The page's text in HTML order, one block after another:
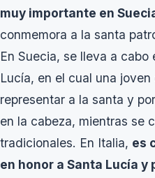
muy importante en
conmemora a la santa
En Suecia, se lleva a cabo
Lucía, en el cual una
representar a la santa y
en la cabeza, mientras se
tradicionales. En Italia, es
en honor a Santa Lucía